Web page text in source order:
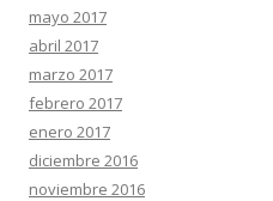
mayo 2017
abril 2017
marzo 2017
febrero 2017
enero 2017
diciembre 2016
noviembre 2016